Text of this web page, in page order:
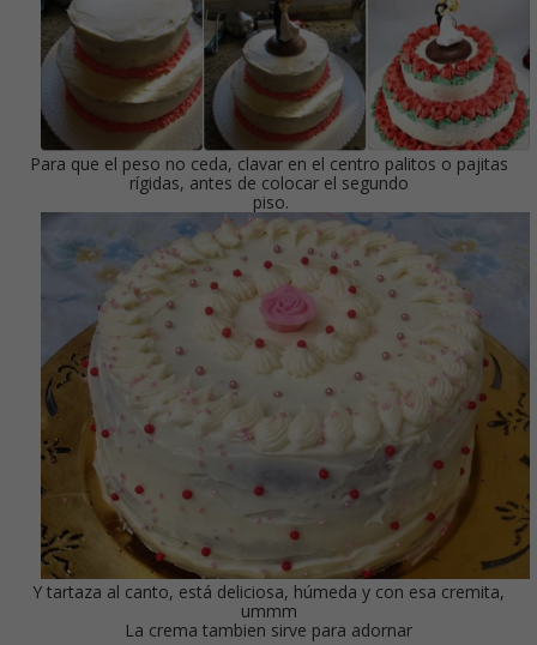
Para que el peso no ceda, clavar en el centro palitos o pajitas
rígidas, antes de colocar el segundo
piso.
Y tartaza al canto, está deliciosa, húmeda y con esa cremita,
ummm
La crema tambien sirve para adornar